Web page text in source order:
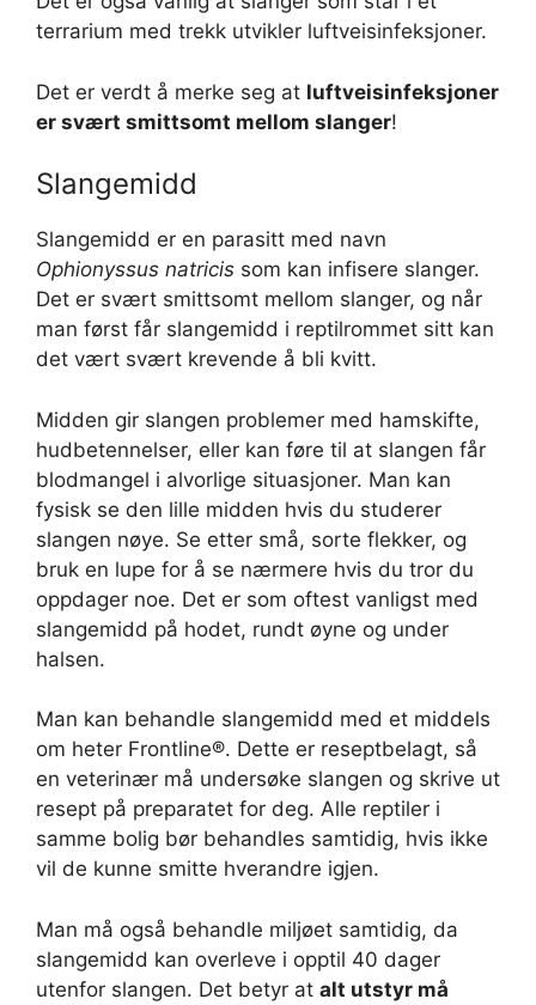
terrarium med trekk utvikler luftveisinfeksjoner.
Det er verdt å merke seg at luftveisinfeksjoner
er svært smittsomt mellom slanger!
Slangemidd
Slangemidd er en parasitt med navn
Ophionyssus natricis som kan infisere slanger.
Det er svært smittsomt mellom slanger, og når
man først får slangemidd i reptilrommet sitt kan
det vært svært krevende å bli kvitt.
Midden gir slangen problemer med hamskifte,
hudbetennelser, eller kan føre til at slangen får
blodmangel i alvorlige situasjoner. Man kan
fysisk se den lille midden hvis du studerer
slangen nøye. Se etter små, sorte flekker, og
bruk en lupe for å se nærmere hvis du tror du
oppdager noe. Det er som oftest vanligst med
slangemidd på hodet, rundt øyne og under
halsen.
Man kan behandle slangemidd med et middels
om heter Frontline®. Dette er reseptbelagt, så
en veterinær må undersøke slangen og skrive ut
resept på preparatet for deg. Alle reptiler i
samme bolig bør behandles samtidig, hvis ikke
vil de kunne smitte hverandre igjen.
Man må også behandle miljøet samtidig, da
slangemidd kan overleve i opptil 40 dager
utenfor slangen. Det betyr at alt utstyr må